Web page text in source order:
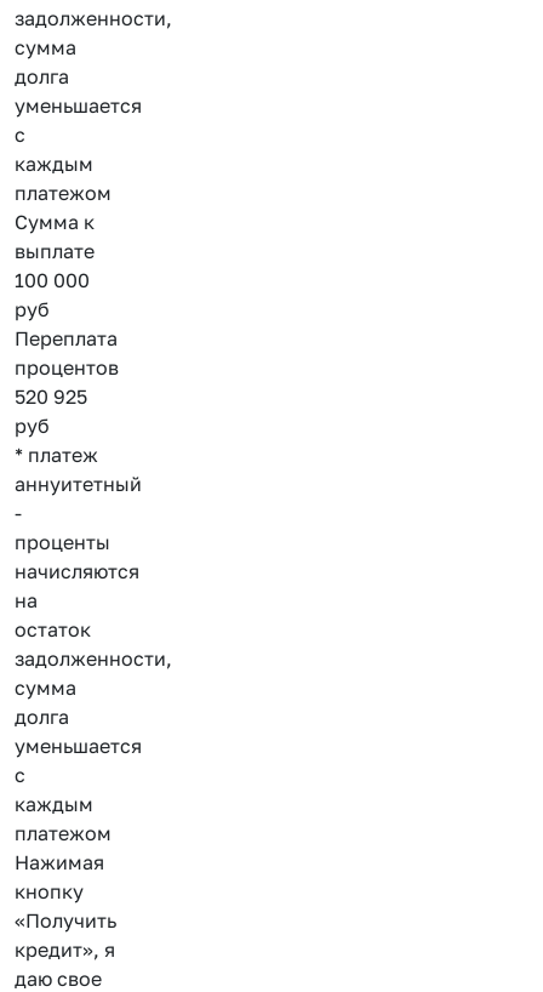
задолженности,
сумма
долга
уменьшается
с
каждым
платежом
Сумма к
выплате
100 000
руб
Переплата
процентов
520 925
руб
* платеж
аннуитетный
-
проценты
начисляются
на
остаток
задолженности,
сумма
долга
уменьшается
с
каждым
платежом
Нажимая
кнопку
«Получить
кредит», я
даю свое